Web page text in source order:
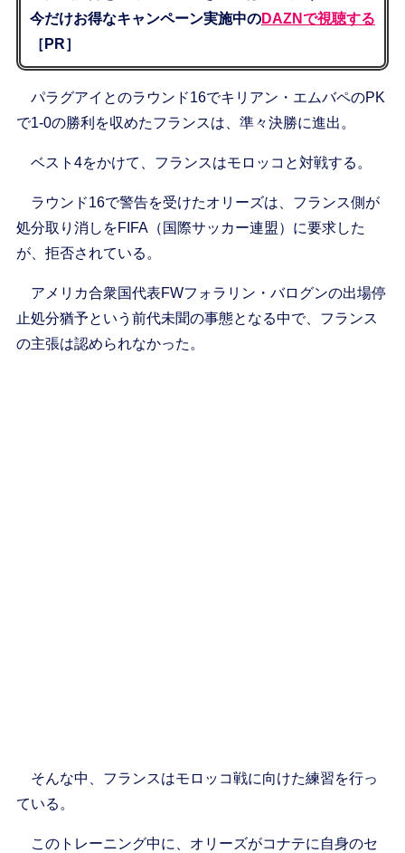
今だけお得なキャンペーン実施中のDAZNで視聴する
［PR］
パラグアイとのラウンド16でキリアン・エムバペのPK
で1-0の勝利を収めたフランスは、準々決勝に進出。
ベスト4をかけて、フランスはモロッコと対戦する。
ラウンド16で警告を受けたオリーズは、フランス側が
処分取り消しをFIFA（国際サッカー連盟）に要求した
が、拒否されている。
アメリカ合衆国代表FWフォラリン・バログンの出場停
止処分猶予という前代未聞の事態となる中で、フランス
の主張は認められなかった。
そんな中、フランスはモロッコ戦に向けた練習を行っ
ている。
このトレーニング中に、オリーズがコナテに自身のセ